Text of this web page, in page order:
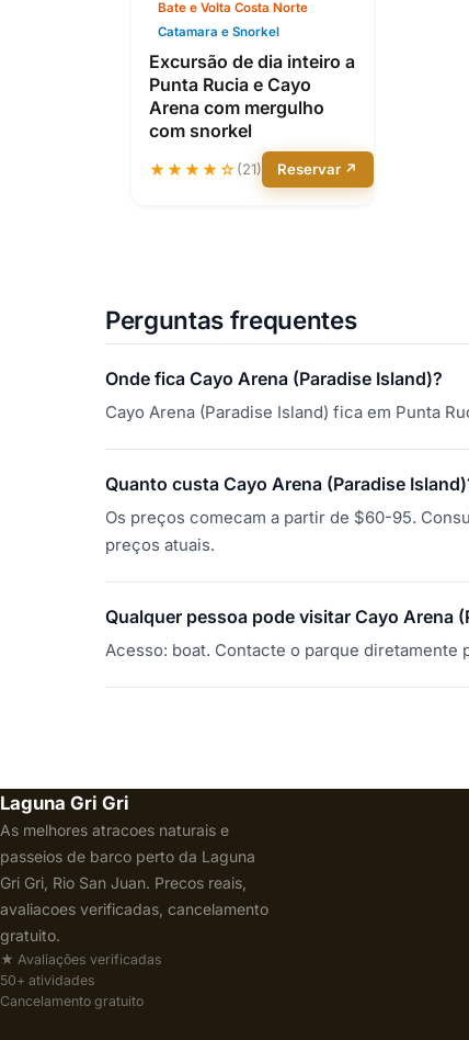
Bate e Volta Costa Norte
Catamara e Snorkel
Excursão de dia inteiro a
Punta Rucia e Cayo
Arena com mergulho
com snorkel
★★★★☆(21) Reservar ↗
Perguntas frequentes
Onde fica Cayo Arena (Paradise Island)?
Cayo Arena (Paradise Island) fica em Punta
Quanto custa Cayo Arena (Paradise
Os preços comecam a partir de $60-95.
preços atuais.
Qualquer pessoa pode visitar Cayo Arena
Acesso: boat. Contacte o parque
Laguna Gri Gri
As melhores atracoes naturais e
passeios de barco perto da Laguna
Gri Gri, Rio San Juan. Precos reais,
avaliacoes verificadas, cancelamento
gratuito.
★ Avaliações verificadas
50+ atividades
Cancelamento gratuito